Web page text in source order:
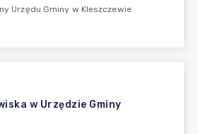
Urzędu Gminy w Kleszczewie
w Urzędzie Gminy